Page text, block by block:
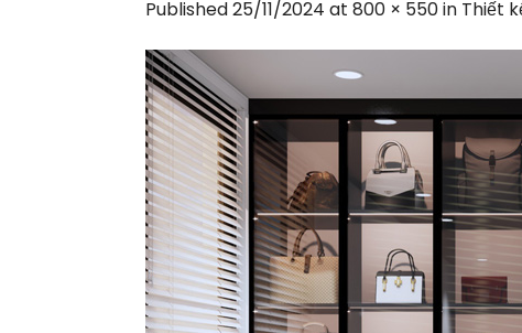
Published25/11/2024 at 800 × 550in Thiết